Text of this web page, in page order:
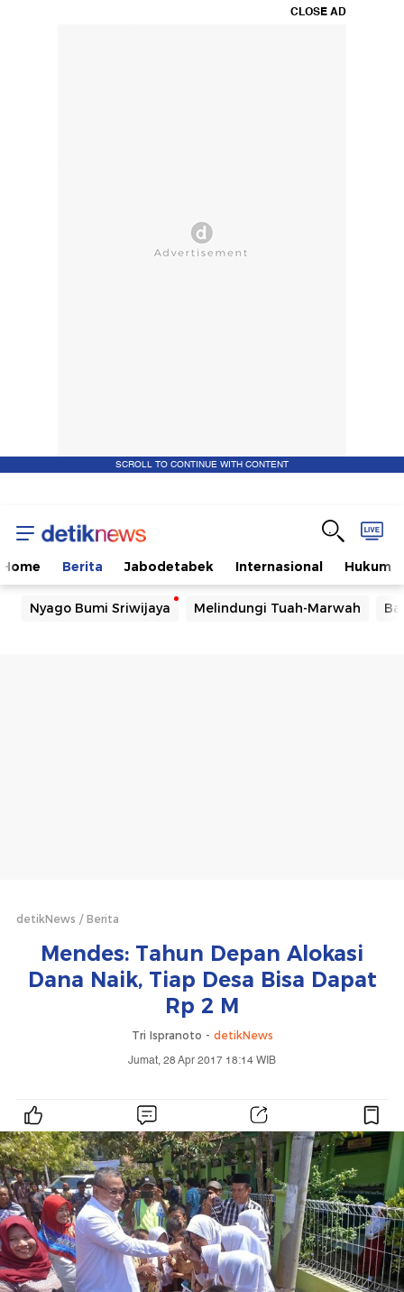
CLOSE AD
SCROLL TO CONTINUE WITH CONTENT
Home Berita Jabodetabek Internasional Hukum
Nyago Bumi Sriwijaya Melindungi Tuah-Marwah
detikNews Berita
Mendes: Tahun Depan Alokasi
Dana Naik, Tiap Desa Bisa Dapat
Rp 2 M
Tri Ispranoto - detikNews
Jumat, 28 Apr 2017 18:14 WIB